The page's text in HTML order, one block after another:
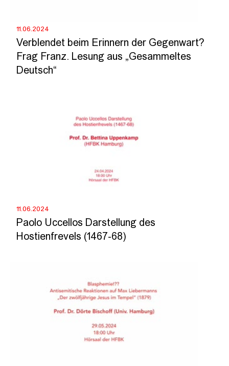
11.06.2024
Verblendet beim Erinnern der Gegenwart?
Frag Franz. Lesung aus „Gesammeltes
Deutsch“
11.06.2024
Paolo Uccellos Darstellung des
Hostienfrevels (1467-68)